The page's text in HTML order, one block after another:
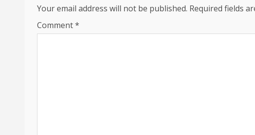
Your email address will not be published. Required fields
Comment*